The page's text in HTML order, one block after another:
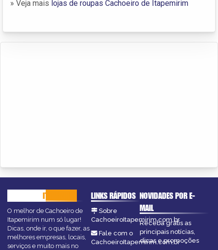
» Veja mais lojas de roupas Cachoeiro de Itapemirim
ITAPEMIRIM
O melhor de Cachoeiro de
Itapemirim num só lugar!
Dicas, onde ir, o que fazer, as
melhores empresas, locais,
serviços e muito mais no
LINKS RÁPIDOS
Sobre
CachoeiroItapemirim.com.br
Fale com o
CachoeiroItapemirim.com.br
NOVIDADES POR E-
MAIL
Receba grátis as
principais notícias,
dicas e promoções